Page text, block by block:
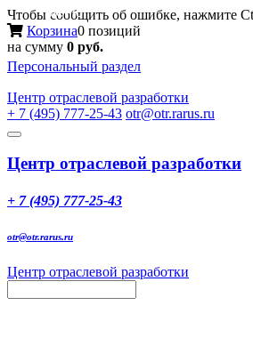
Чтобы сообщить об ошибке, нажмите
Корзина0 позиций
на сумму 0 руб.
Персональный раздел
Центр отраслевой разработки
+ 7 (495) 777-25-43 otr@otr.rarus.ru
Toggle
Меню
Центр отраслевой разработки
+ 7 (495) 777-25-43
otr@otr.rarus.ru
Центр отраслевой разработки